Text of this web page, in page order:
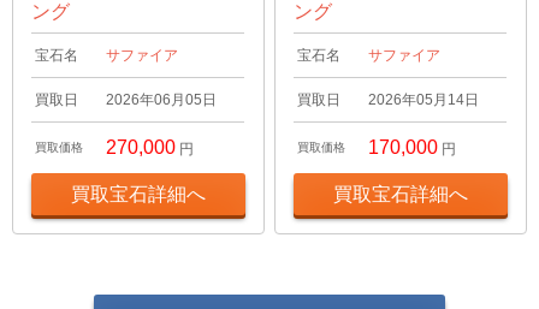
ング
宝石名 サファイア
買取日 2026年06月05日
買取価格 270,000 円
買取宝石詳細へ
ング
宝石名 サファイア
買取日 2026年05月14日
買取価格 170,000 円
買取宝石詳細へ